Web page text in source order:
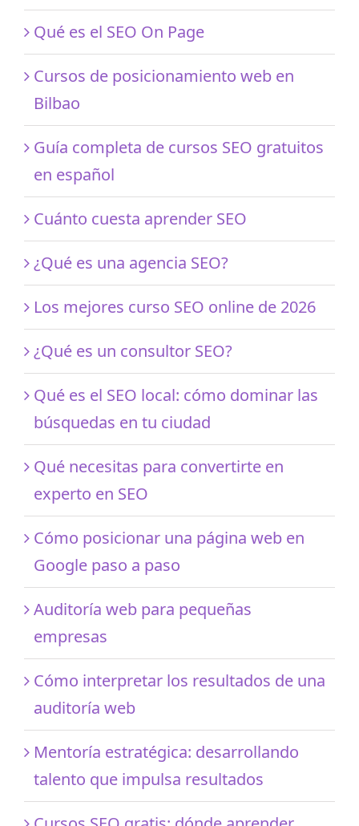
Qué es el SEO On Page
Cursos de posicionamiento web en
Bilbao
Guía completa de cursos SEO gratuitos
en español
Cuánto cuesta aprender SEO
¿Qué es una agencia SEO?
Los mejores curso SEO online de 2026
¿Qué es un consultor SEO?
Qué es el SEO local: cómo dominar las
búsquedas en tu ciudad
Qué necesitas para convertirte en
experto en SEO
Cómo posicionar una página web en
Google paso a paso
Auditoría web para pequeñas
empresas
Cómo interpretar los resultados de una
auditoría web
Mentoría estratégica: desarrollando
talento que impulsa resultados